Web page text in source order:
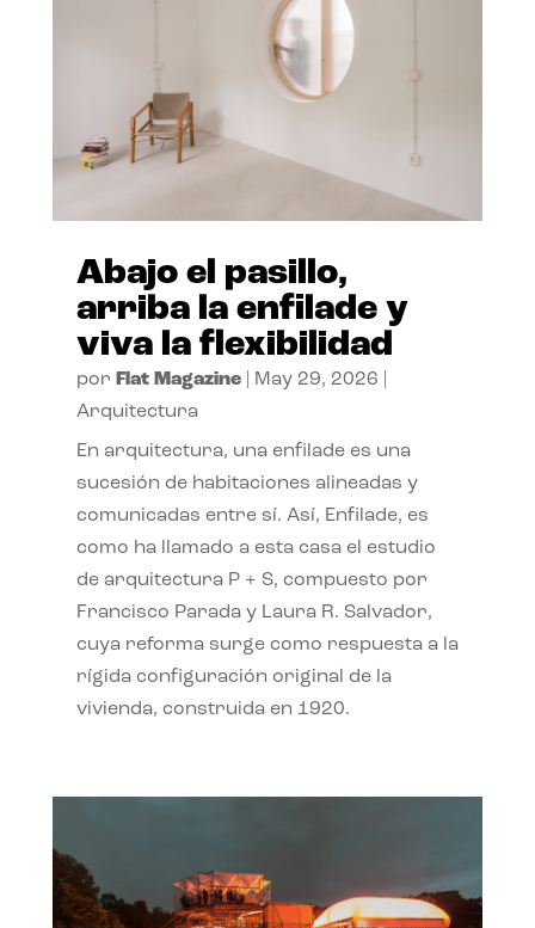
Abajo el pasillo,
arriba la enfilade y
viva la flexibilidad
por Flat Magazine| May 29, 2026
Arquitectura
En arquitectura, una enfilade es una
sucesión de habitaciones alineadas y
comunicadas entre sí. Así, Enfilade, es
como ha llamado a esta casa el estudio
de arquitectura P + S, compuesto por
Francisco Parada y Laura R. Salvador,
cuya reforma surge como respuesta a la
rígida configuración original de la
vivienda, construida en 1920.